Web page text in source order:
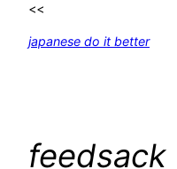
<<
japanese do it better
feedsack